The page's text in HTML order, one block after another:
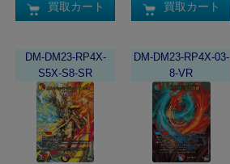
買取カート 買取カート
DM-DM23-RP4X-
S5X-S8-SR
DM-DM23-RP4X-03-
8-VR